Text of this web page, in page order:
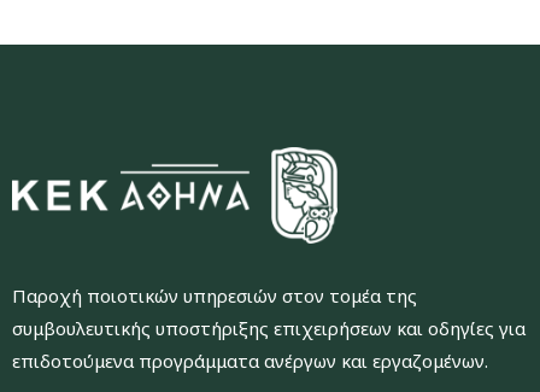
Παροχή ποιοτικών υπηρεσιών στον τομέα της
συμβουλευτικής υποστήριξης επιχειρήσεων και οδηγίες για
επιδοτούμενα προγράμματα ανέργων και εργαζομένων.